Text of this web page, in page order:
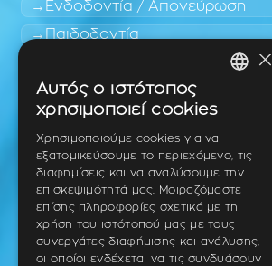
Ενδοδοντία / Απονεύρωση
Παιδοδοντία
Πυλαία
Τριάδι
Νέο Ρύσιο
Επανομή
Περαία
Καλαμαριά
×
Αυτός ο ιστότοπος
χρησιμοποιεί cookies
Χρησιμοποιούμε cookies για να
εξατομικεύσουμε το περιεχόμενο, τις
διαφημίσεις και να αναλύσουμε την
επισκεψιμότητά μας. Μοιραζόμαστε
επίσης πληροφορίες σχετικά με τη
χρήση του ιστότοπού μας με τους
συνεργάτες διαφήμισης και ανάλυσης,
οι οποίοι ενδέχεται να τις συνδυάσουν